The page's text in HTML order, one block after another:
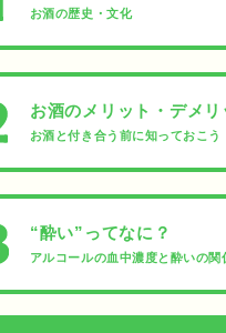
お酒の歴史・文化
お酒のメリット・デメリ
お酒と付き合う前に知っておこう
“酔い”ってなに？
アルコールの血中濃度と酔いの関